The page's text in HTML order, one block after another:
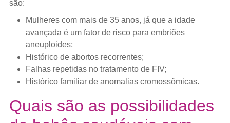
são:
Mulheres com mais de 35 anos, já que a idade
avançada é um fator de risco para embriões
aneuploides;
Histórico de abortos recorrentes;
Falhas repetidas no tratamento de FIV;
Histórico familiar de anomalias cromossômicas.
Quais são as possibilidades